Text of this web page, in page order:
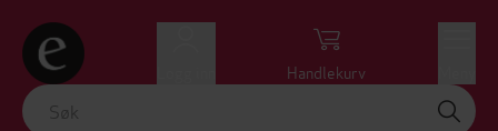
Handlekurv